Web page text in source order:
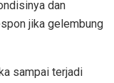
dan
jika gelembung
sampai terjadi